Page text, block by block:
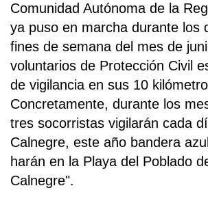
Comunidad Autónoma de la
ya puso en marcha durante los
fines de semana del mes de
voluntarios de Protección Civil
de vigilancia en sus 10
Concretamente, durante los
tres socorristas vigilarán cada
Calnegre, este año bandera
harán en la Playa del Poblado
Calnegre".